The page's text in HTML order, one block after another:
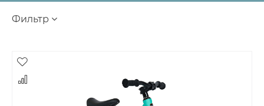
Фильтр
Товары